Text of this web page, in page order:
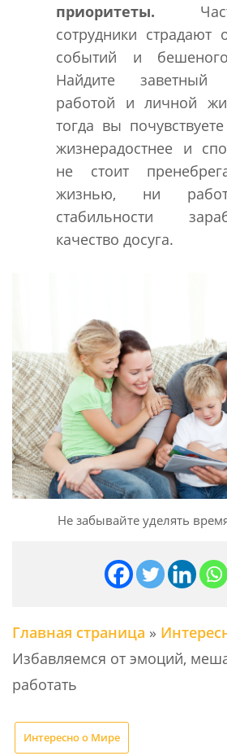
приоритеты.
сотрудники страдают
событий и
Найдите
работой и личной
тогда вы
жизнерадостнее и
не стоит
жизнью, ни
стабильности
качество досуга.
Не забывайте уделять
Главная страница »
Избавляемся от эмоций,
работать
Интересно о Мире